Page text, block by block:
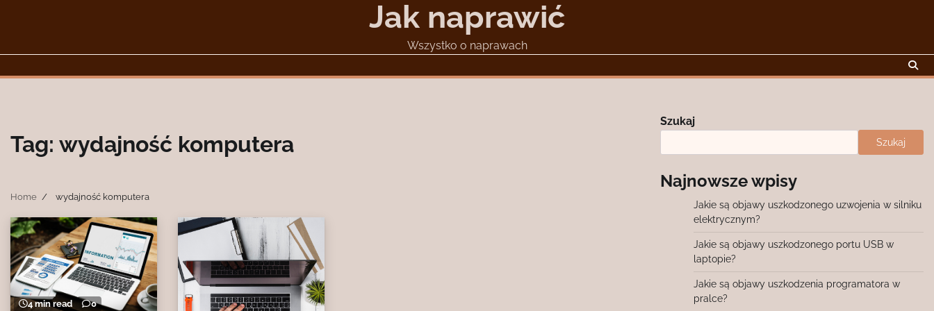
Jak naprawić
Wszystko o naprawach
Tag: wydajność komputera
Home wydajność komputera
4 min read 0
Szukaj
Szukaj
Najnowsze wpisy
Jakie są objawy uszkodzonego uzwojenia w silniku
elektrycznym?
Jakie są objawy uszkodzonego portu USB w
laptopie?
Jakie są objawy uszkodzenia programatora w
pralce?